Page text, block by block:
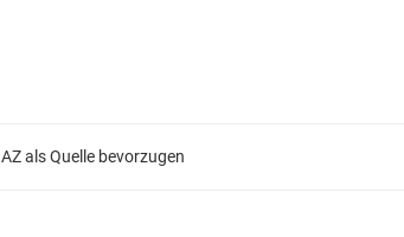
AZ als Quelle bevorzugen